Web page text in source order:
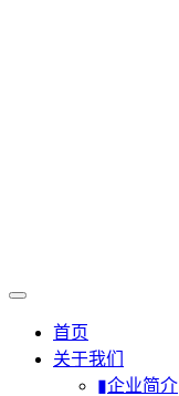
首页
关于我们
▮企业简介